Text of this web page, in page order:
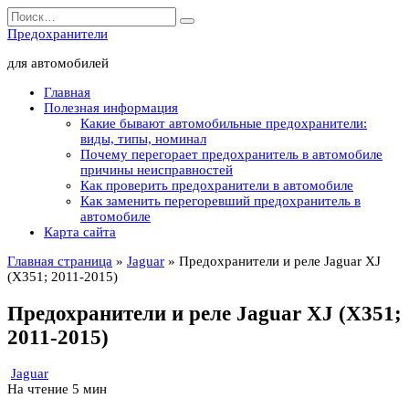
Перейти
к
содержанию
Search
for:
Предохранители
для автомобилей
Главная
Полезная информация
Какие бывают автомобильные предохранители:
виды, типы, номинал
Почему перегорает предохранитель в автомобиле
причины неисправностей
Как проверить предохранители в автомобиле
Как заменить перегоревший предохранитель в
автомобиле
Карта сайта
Главная страница » Jaguar » Предохранители и реле Jaguar XJ
(X351; 2011-2015)
Предохранители и реле Jaguar XJ (X351;
2011-2015)
Jaguar
На чтение 5 мин